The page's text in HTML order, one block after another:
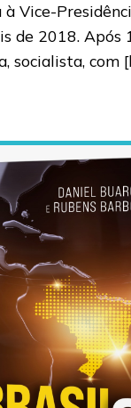
à Vice-
de 2018. Após
socialista, com